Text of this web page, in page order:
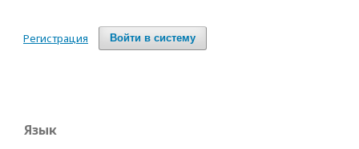
Войти в систему
Регистрация
Язык